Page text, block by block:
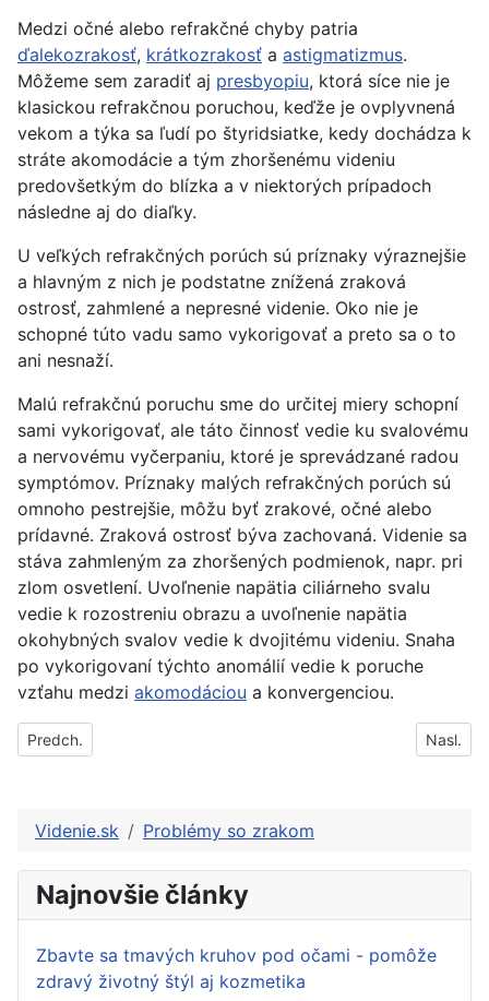
Medzi očné alebo refrakčné chyby patria
ďalekozrakosť, krátkozrakosť a astigmatizmus.
Môžeme sem zaradiť aj presbyopiu, ktorá síce nie je
klasickou refrakčnou poruchou, keďže je ovplyvnená
vekom a týka sa ľudí po štyridsiatke, kedy dochádza k
stráte akomodácie a tým zhoršenému videniu
predovšetkým do blízka a v niektorých prípadoch
následne aj do diaľky.
U veľkých refrakčných porúch sú príznaky výraznejšie
a hlavným z nich je podstatne znížená zraková
ostrosť, zahmlené a nepresné videnie. Oko nie je
schopné túto vadu samo vykorigovať a preto sa o to
ani nesnaží.
Malú refrakčnú poruchu sme do určitej miery schopní
sami vykorigovať, ale táto činnosť vedie ku svalovému
a nervovému vyčerpaniu, ktoré je sprevádzané radou
symptómov. Príznaky malých refrakčných porúch sú
omnoho pestrejšie, môžu byť zrakové, očné alebo
prídavné. Zraková ostrosť býva zachovaná. Videnie sa
stáva zahmleným za zhoršených podmienok, napr. pri
zlom osvetlení. Uvoľnenie napätia ciliárneho svalu
vedie k rozostreniu obrazu a uvoľnenie napätia
okohybných svalov vedie k dvojitému videniu. Snaha
po vykorigovaní týchto anomálií vedie k poruche
vzťahu medzi akomodáciou a konvergenciou.
Predchádzajúci článok: Problémy spojené s očnými poruchami
Predch. Nasl.
Videnie.sk Problémy so zrakom
Najnovšie články
Zbavte sa tmavých kruhov pod očami - pomôže
zdravý životný štýl aj kozmetika